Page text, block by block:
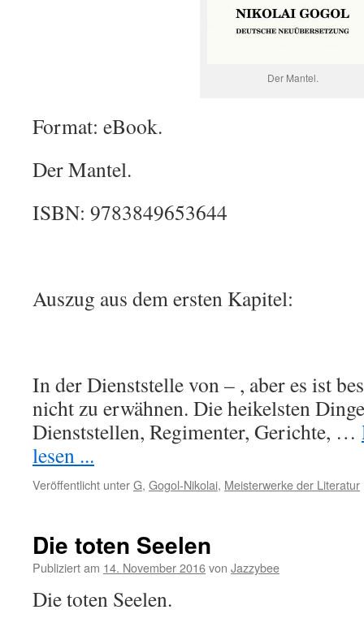
Der Mantel.
Format: eBook.
Der Mantel.
ISBN: 9783849653644
Auszug aus dem ersten Kapitel:
In der Dienststelle von – , aber es ist
nicht zu erwähnen. Die heikelsten
Dienststellen, Regimenter, Gerichte, …
lesen ...
Veröffentlicht unterG, Gogol-Nikolai, Meisterwerke der Literatur
Die toten Seelen
Publiziert am 14. November 2016von Jazzybee
Die toten Seelen.